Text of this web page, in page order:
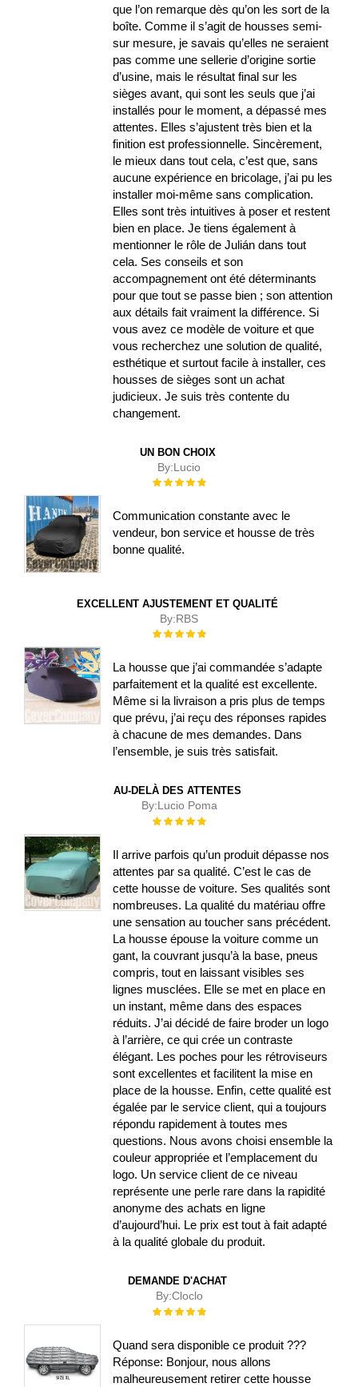
que l’on remarque dès qu’on les sort de la
boîte. Comme il s’agit de housses semi-
sur mesure, je savais qu’elles ne seraient
pas comme une sellerie d’origine sortie
d’usine, mais le résultat final sur les
sièges avant, qui sont les seuls que j’ai
installés pour le moment, a dépassé mes
attentes. Elles s’ajustent très bien et la
finition est professionnelle. Sincèrement,
le mieux dans tout cela, c’est que, sans
aucune expérience en bricolage, j’ai pu les
installer moi-même sans complication.
Elles sont très intuitives à poser et restent
bien en place. Je tiens également à
mentionner le rôle de Julián dans tout
cela. Ses conseils et son
accompagnement ont été déterminants
pour que tout se passe bien ; son attention
aux détails fait vraiment la différence. Si
vous avez ce modèle de voiture et que
vous recherchez une solution de qualité,
esthétique et surtout facile à installer, ces
housses de sièges sont un achat
judicieux. Je suis très contente du
changement.
UN BON CHOIX
By:Lucio
Évaluation :
Communication constante avec le
vendeur, bon service et housse de très
bonne qualité.
EXCELLENT AJUSTEMENT ET QUALITÉ
By:RBS
Évaluation :
La housse que j’ai commandée s’adapte
parfaitement et la qualité est excellente.
Même si la livraison a pris plus de temps
que prévu, j’ai reçu des réponses rapides
à chacune de mes demandes. Dans
l’ensemble, je suis très satisfait.
AU-DELÀ DES ATTENTES
By:Lucio Poma
Évaluation :
Il arrive parfois qu’un produit dépasse nos
attentes par sa qualité. C’est le cas de
cette housse de voiture. Ses qualités sont
nombreuses. La qualité du matériau offre
une sensation au toucher sans précédent.
La housse épouse la voiture comme un
gant, la couvrant jusqu’à la base, pneus
compris, tout en laissant visibles ses
lignes musclées. Elle se met en place en
un instant, même dans des espaces
réduits. J’ai décidé de faire broder un logo
à l’arrière, ce qui crée un contraste
élégant. Les poches pour les rétroviseurs
sont excellentes et facilitent la mise en
place de la housse. Enfin, cette qualité est
égalée par le service client, qui a toujours
répondu rapidement à toutes mes
questions. Nous avons choisi ensemble la
couleur appropriée et l’emplacement du
logo. Un service client de ce niveau
représente une perle rare dans la rapidité
anonyme des achats en ligne
d’aujourd’hui. Le prix est tout à fait adapté
à la qualité globale du produit.
DEMANDE D'ACHAT
By:Cloclo
Évaluation :
Quand sera disponible ce produit ???
Réponse: Bonjour, nous allons
malheureusement retirer cette housse